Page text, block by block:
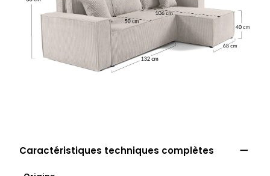
Caractéristiques techniques complètes 